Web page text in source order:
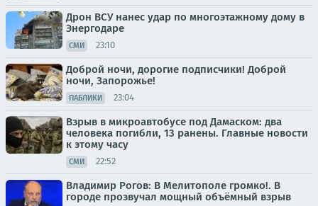
Дрон ВСУ нанес удар по многоэтажному дому в
Энергодаре
СМИ 23:10
Доброй ночи, дорогие подписчики! Доброй
ночи, Запорожье!
ПАБЛИКИ 23:04
Взрыв в микроавтобусе под Дамаском: два
человека погибли, 13 ранены. Главные новости
к этому часу
СМИ 22:52
Владимир Рогов: В Мелитополе громко!. В
городе прозвучал мощный объёмный взрыв